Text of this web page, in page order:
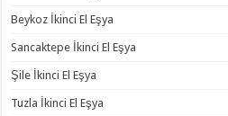
Beykoz İkinci El Eşya
Sancaktepe İkinci El Eşya
Şile İkinci El Eşya
Tuzla İkinci El Eşya